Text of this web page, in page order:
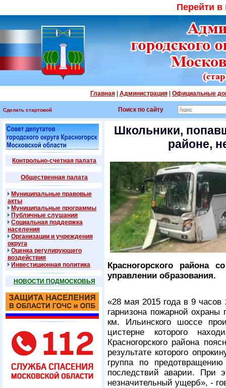
Перейти
Главная| Администрация| Официальные
Сделать стартовой Поиск по сайту
Контрольно-счетная палата
Общественная палата
Муниципальные правовые
акты
Муниципальные программы
Публичные слушания
Социальная поддержка
населения
Организации и учреждения
округа
Оценка регулирующего
воздействия
Инвестиционная политика
НОВОСТИ ПОДМОСКОВЬЯ
Школьники,
районе,
Красногорского района
управлении образования.
«28 мая 2015 года в 9
гарнизона пожарной охраны
км. Ильинского шоссе
цистерне которого
Красногорского района
результате которого
группа по
последствий аварии. При
незначительный ущерб», -